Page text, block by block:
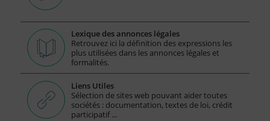
Lexique des annonces légales
Retrouvez ici la définition des expressions les
plus utilisées dans les annonces légales et
formalités.
Liens Utiles
Sélection de sites web pouvant aider toutes
sociétés : documentation, textes de loi, crédit
participatif ...